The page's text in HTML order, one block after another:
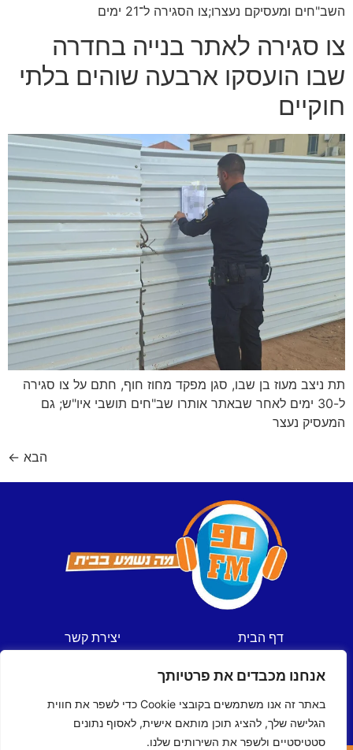
אנחנו מכבדים את פרטיותך
באתר זה אנו משתמשים בקובצי Cookie כדי לשפר את חווית
הגלישה שלך, להציג תוכן מותאם אישית, לאסוף נתונים
סטטיסטיים ולשפר את השירותים שלנו.
השב"חים ומעסיקם נעצרו;צו הסגירה ל־21 ימים
צו סגירה לאתר בנייה בחדרה
שבו הועסקו ארבעה שוהים בלתי
חוקיים
תת ניצב מעוז בן שבו, סגן מפקד מחוז חוף, חתם על צו סגירה
ל-30 ימים לאחר שבאתר אותרו שב"חים תושבי איו"ש; גם
המעסיק נעצר
הבא ←
דף הבית
ספורט
תכניות
לוח שידורים
יצירת קשר
הצהרת נגישות